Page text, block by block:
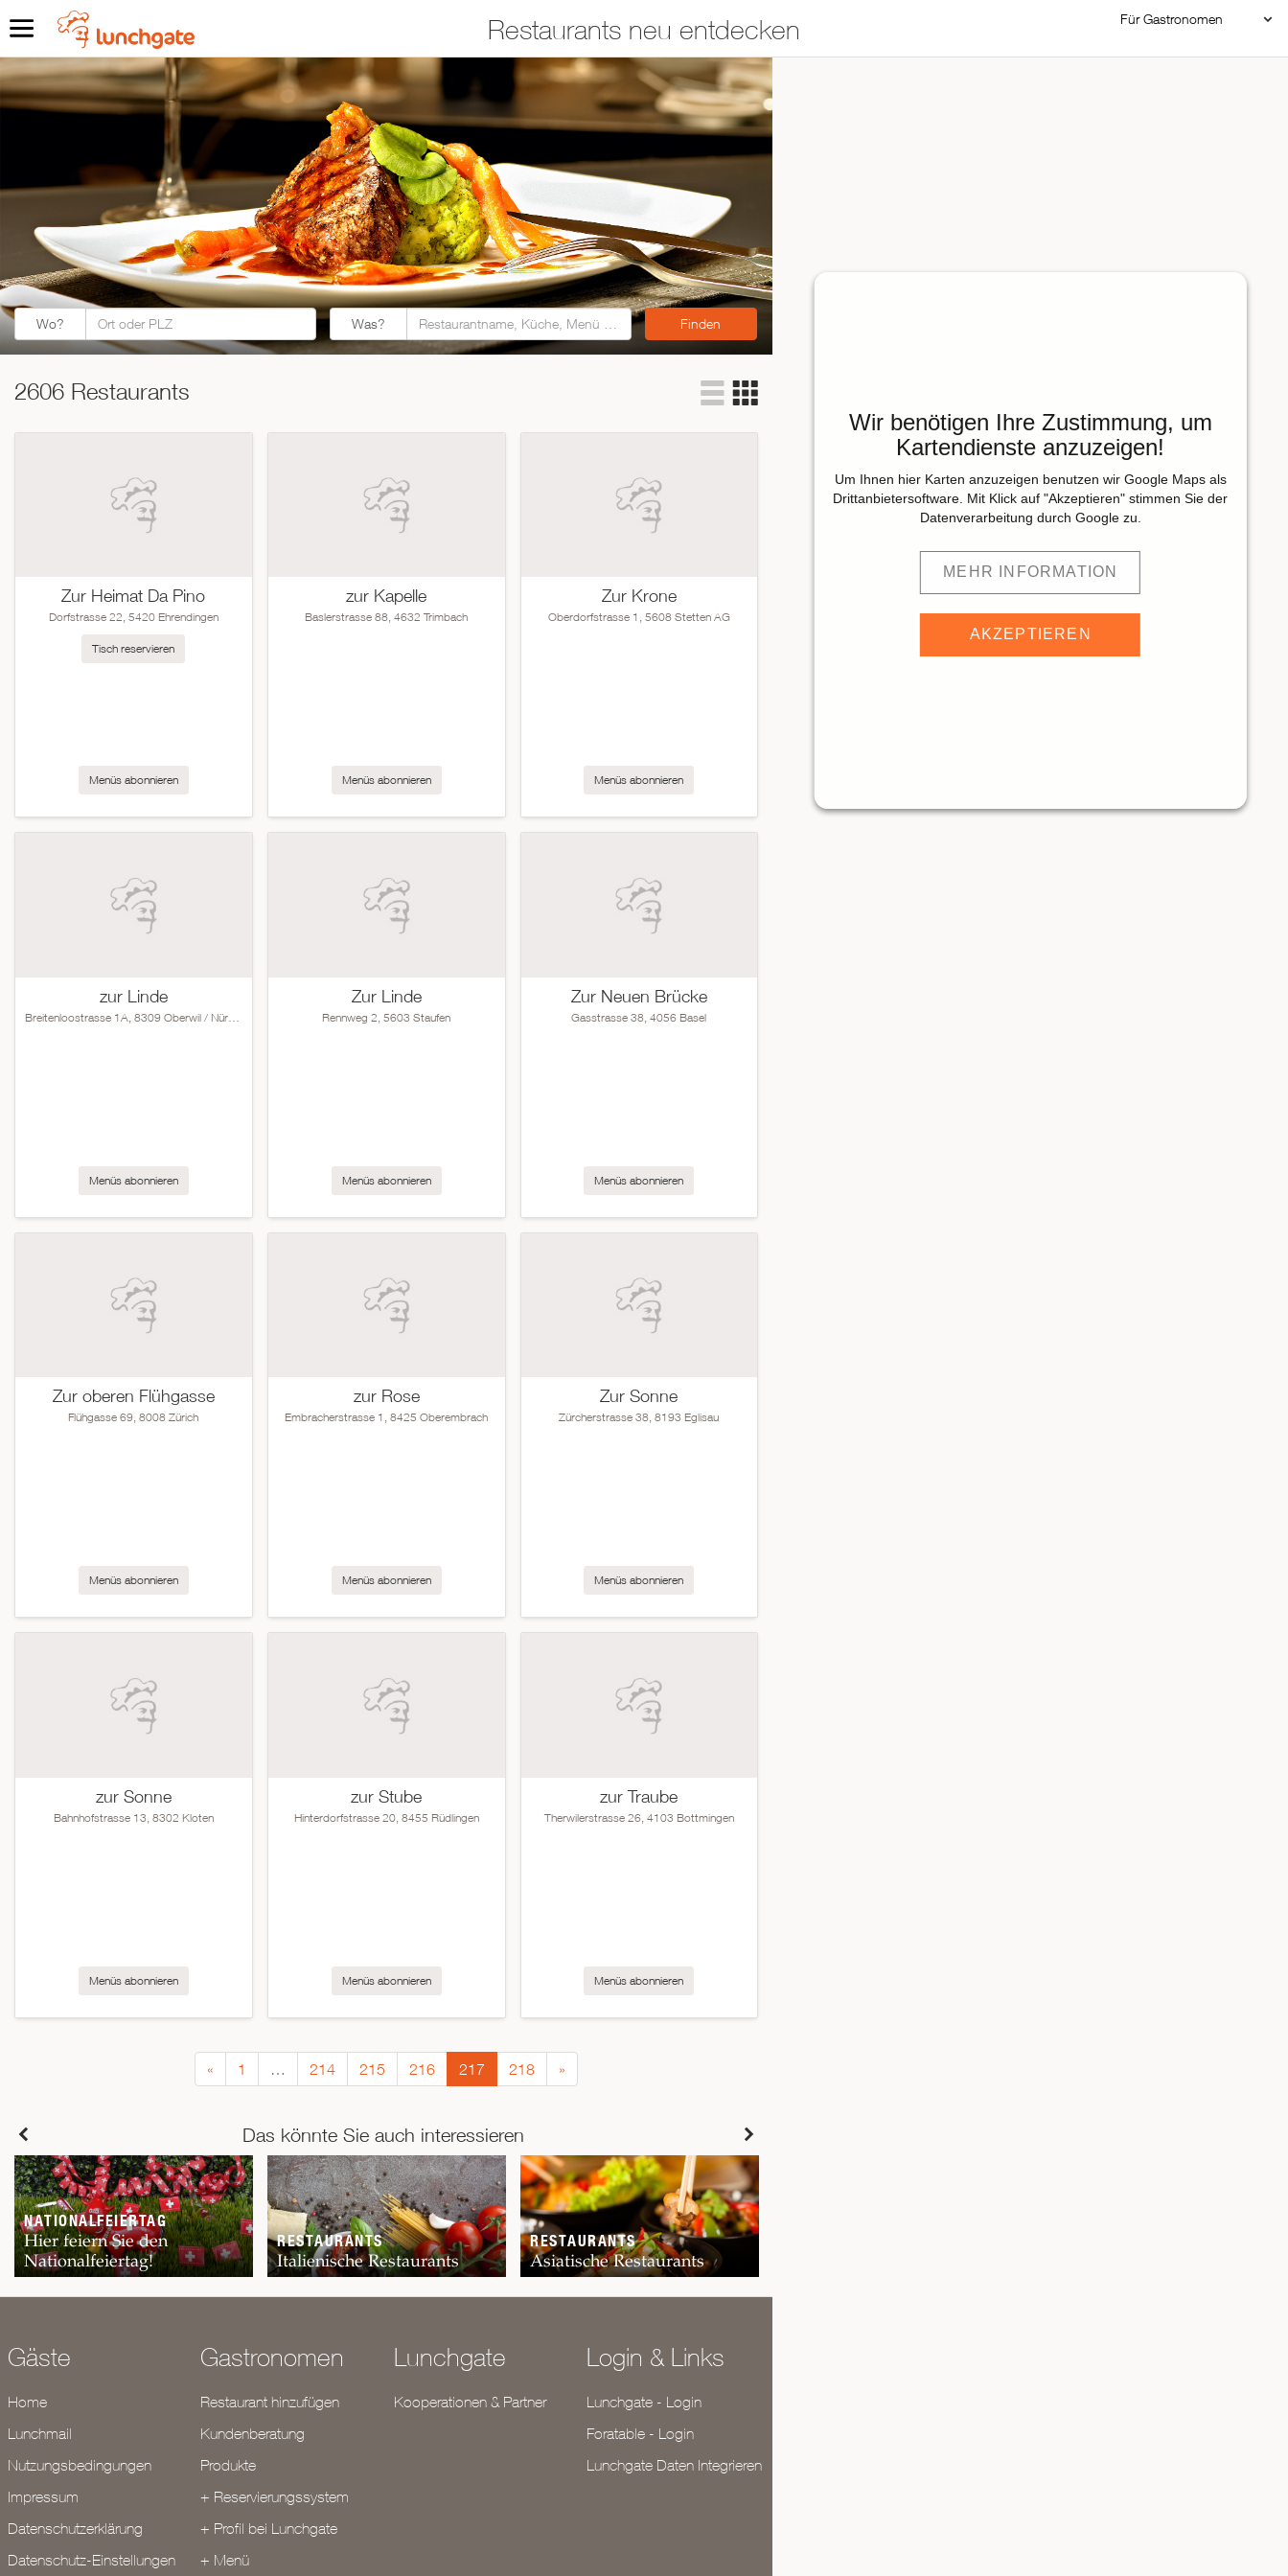
Restaurants neu entdecken
Für Gastronomen
Restaurants auf der
Karte suchen
Etwas für jeden
Geschmack
Asiatisch
Italienisch
Französisch
Traditionell
Vegetarisch
Mexikanisch
Spanisch
Wo? Was?Was?
2606 Restaurants
Zur Heimat Da Pino
Dorfstrasse 22, 5420 Ehrendingen
Menüs abonnieren
Tisch reservieren
zur Kapelle
Baslerstrasse 88, 4632 Trimbach
Menüs abonnieren
Zur Krone
Oberdorfstrasse 1, 5608 Stetten AG
Menüs abonnieren
zur Linde
Menüs abonnieren
Zur Linde
Rennweg 2, 5603 Staufen
Menüs abonnieren
Zur Neuen Brücke
Gasstrasse 38, 4056 Basel
Menüs abonnieren
Zur oberen Flühgasse
Flühgasse 69, 8008 Zürich
Menüs abonnieren
zur Rose
Embracherstrasse 1, 8425 Oberembrach
Menüs abonnieren
Zur Sonne
Zürcherstrasse 38, 8193 Eglisau
Menüs abonnieren
zur Sonne
Bahnhofstrasse 13, 8302 Kloten
Menüs abonnieren
zur Stube
Hinterdorfstrasse 20, 8455 Rüdlingen
Menüs abonnieren
zur Traube
Therwilerstrasse 26, 4103 Bottmingen
Menüs abonnieren
« 1 … 214 215 216 217 218 »
Das könnte Sie auch interessieren
NATIONALFEIERTAG
Hier feiern Sie den
Nationalfeiertag!
RESTAURANTS
Italienische Restaurants
RESTAURANTS
Asiatische Restaurants
Gäste
Home
Lunchmail
Nutzungsbedingungen
Impressum
Datenschutzerklärung
Datenschutz-Einstellungen
Gastronomen
Restaurant hinzufügen
Kundenberatung
Produkte
+ Reservierungssystem
+ Profil bei Lunchgate
+ Menü
Lunchgate
Kooperationen & Partner
Login & Links
Lunchgate - Login
Foratable - Login
Lunchgate Daten Integrieren
Wir benötigen Ihre Zustimmung, um
Kartendienste anzuzeigen!
Um Ihnen hier Karten anzuzeigen benutzen wir Google Maps als
Drittanbietersoftware. Mit Klick auf "Akzeptieren" stimmen Sie der
Datenverarbeitung durch Google zu.
MEHR INFORMATION
AKZEPTIEREN